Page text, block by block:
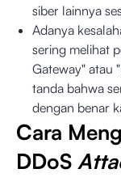
siber lainnya
Adanya
sering melihat
Gateway" atau
tanda bahwa
dengan benar
Cara
DDoS